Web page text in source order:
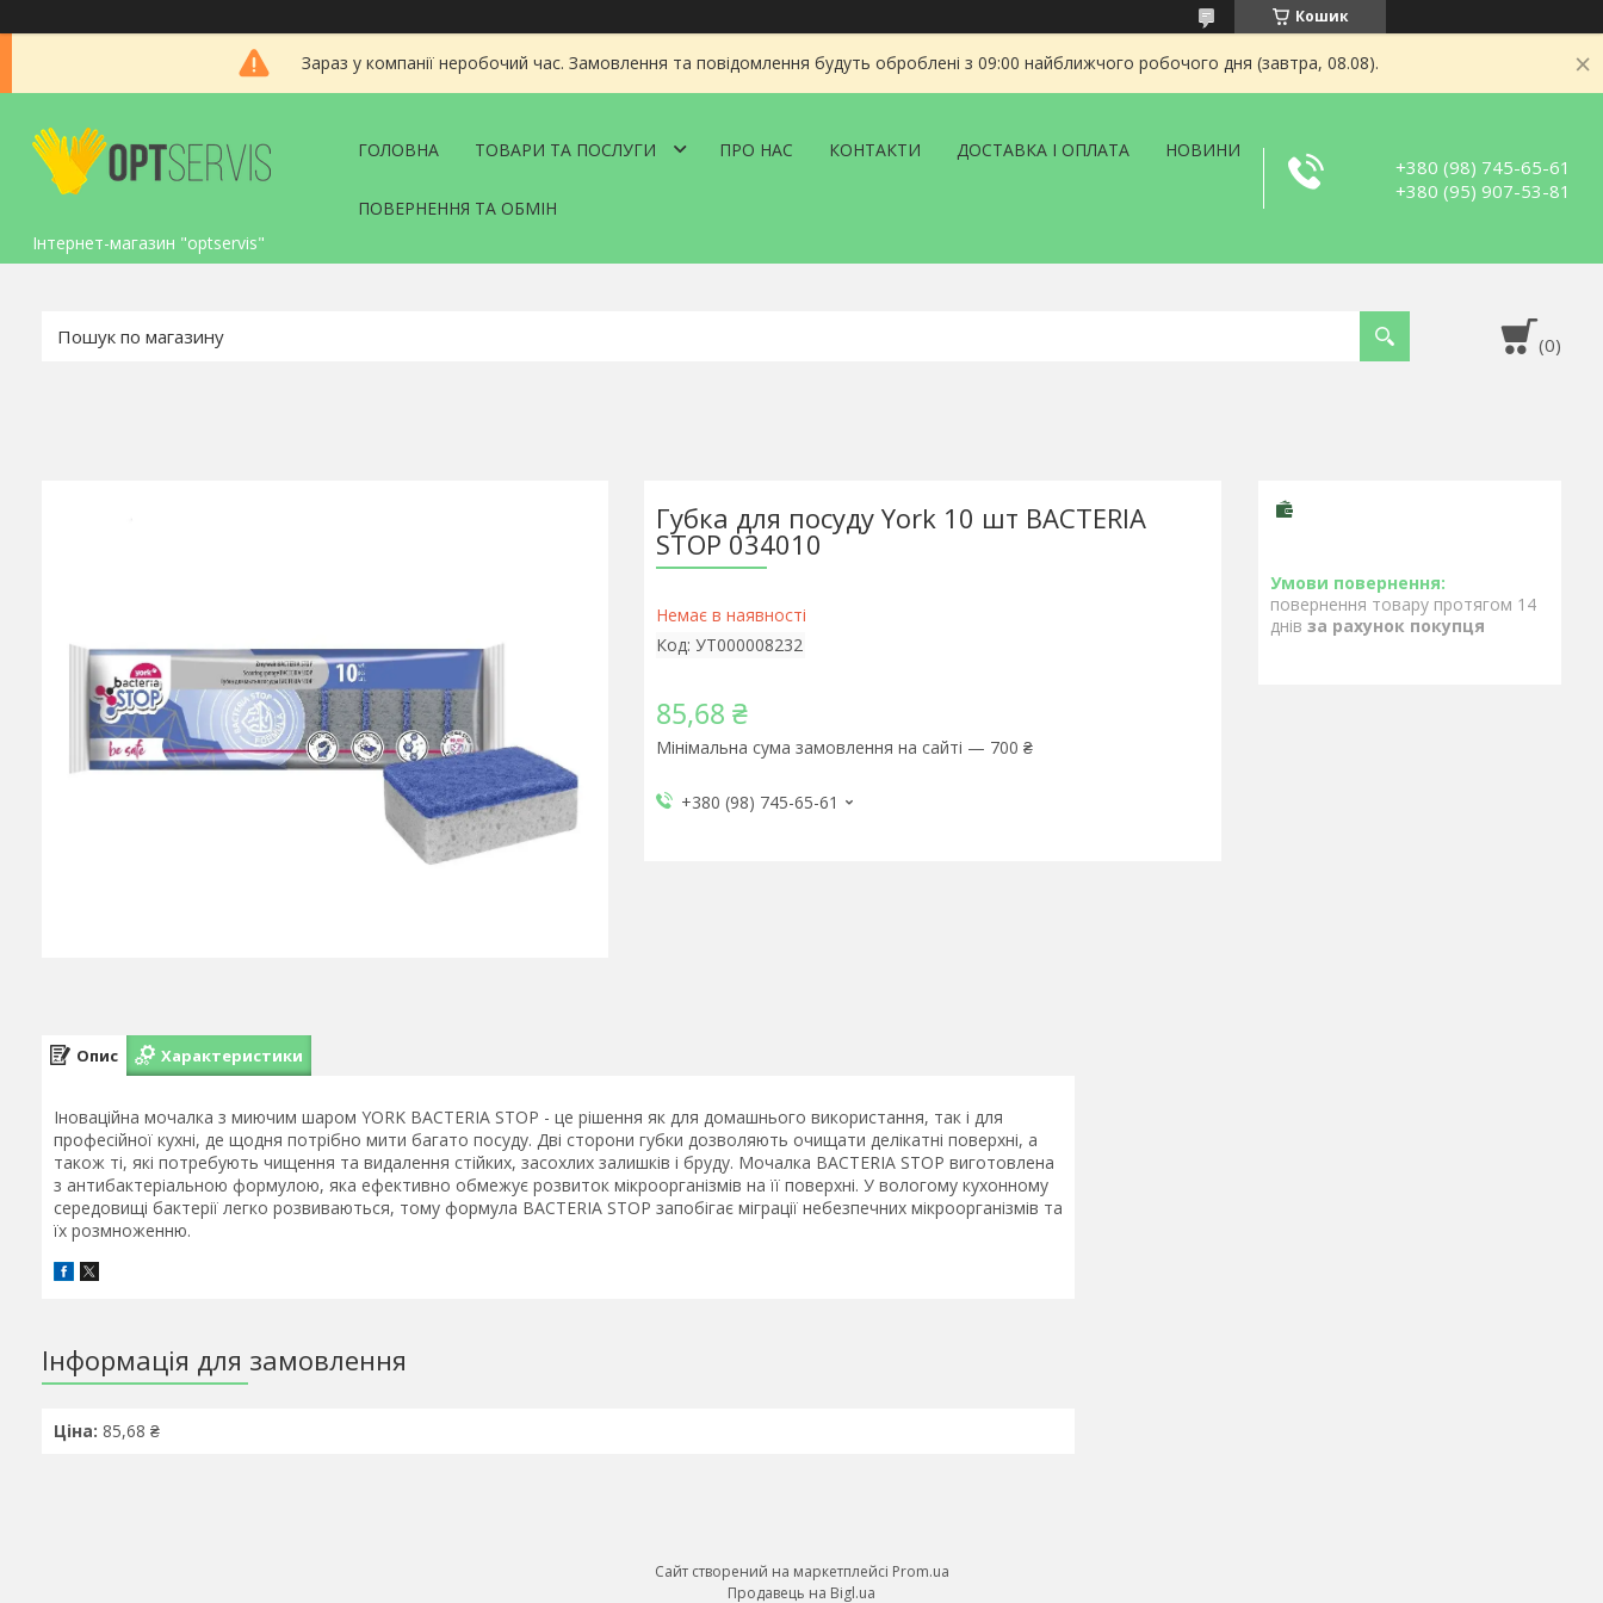
Кошик
Зараз у компанії неробочий час. Замовлення та повідомлення будуть оброблені з 09:00 найближчого робочого дня (завтра, 08.08).
Інтернет-магазин "optservis"
ГОЛОВНА ТОВАРИ ТА ПОСЛУГИ ПРО НАС КОНТАКТИ ДОСТАВКА І ОПЛАТА НОВИНИ
ПОВЕРНЕННЯ ТА ОБМІН
+380 (98) 745-65-61
+380 (95) 907-53-81
Губка для посуду York 10 шт BACTERIA
STOP 034010
Немає в наявності
Код: УТ000008232
85,68 ₴
Мінімальна сума замовлення на сайті — 700 ₴
+380 (98) 745-65-61
повернення товару протягом 14
днів за рахунок покупця
Опис Характеристики
Іноваційна мочалка з миючим шаром YORK BACTERIA STOP - це рішення як для домашнього використання, так і для
професійної кухні, де щодня потрібно мити багато посуду. Дві сторони губки дозволяють очищати делікатні поверхні, а
також ті, які потребують чищення та видалення стійких, засохлих залишків і бруду. Мочалка BACTERIA STOP виготовлена
з антибактеріальною формулою, яка ефективно обмежує розвиток мікроорганізмів на її поверхні. У вологому кухонному
середовищі бактерії легко розвиваються, тому формула BACTERIA STOP запобігає міграції небезпечних мікроорганізмів та
їх розмноженню.
Інформація для замовлення
Ціна: 85,68 ₴
Сайт створений на маркетплейсі Prom.ua
Продавець на Bigl.ua